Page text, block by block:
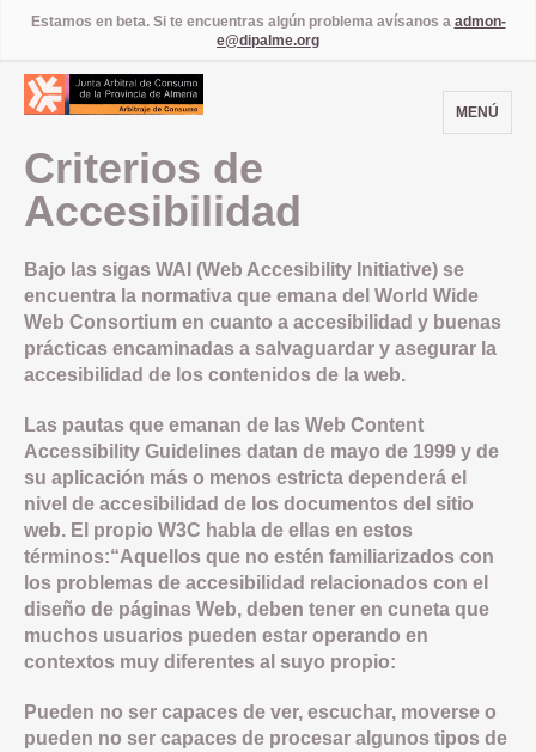
Estamos en beta. Si te encuentras algún problema avísanos a admon-
e@dipalme.org
MENÚ
Criterios de
Accesibilidad
Bajo las sigas WAI (Web Accesibility Initiative) se
encuentra la normativa que emana del World Wide
Web Consortium en cuanto a accesibilidad y buenas
prácticas encaminadas a salvaguardar y asegurar la
accesibilidad de los contenidos de la web.
Las pautas que emanan de las Web Content
Accessibility Guidelines datan de mayo de 1999 y de
su aplicación más o menos estricta dependerá el
nivel de accesibilidad de los documentos del sitio
web. El propio W3C habla de ellas en estos
términos:“Aquellos que no estén familiarizados con
los problemas de accesibilidad relacionados con el
diseño de páginas Web, deben tener en cuneta que
muchos usuarios pueden estar operando en
contextos muy diferentes al suyo propio:
Pueden no ser capaces de ver, escuchar, moverse o
pueden no ser capaces de procesar algunos tipos de